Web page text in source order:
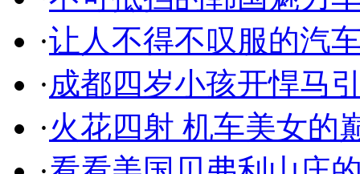
·让人不得不叹服的汽
·成都四岁小孩开悍马
·火花四射 机车美女的